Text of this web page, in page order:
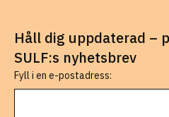
Håll dig uppdaterad –
SULF:s nyhetsbrev
Fyll i en e-postadress: